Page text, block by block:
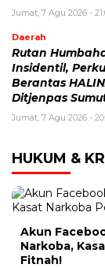
Jumat, 7 Agu 2026 -
Daerah
Rutan
Insidentil,
Berantas
Ditjenpas
Jumat, 7 Agu 2026 -
HUKUM &
Akun
Narkoba,
Fitnah!